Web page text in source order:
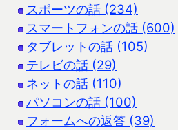
スポーツの話 (234)
スマートフォンの話 (600)
タブレットの話 (105)
テレビの話 (29)
ネットの話 (110)
パソコンの話 (100)
フォームへの返答 (39)